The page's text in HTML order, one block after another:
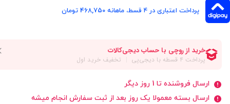
پرداخت اعتباری در ۴ قسط، ماهانه 468,750 تومان
ارسال فروشنده تا 1 روز دیگر
ارسال بسته معمولا یک روز بعد از ثبت سفارش انجام میشه